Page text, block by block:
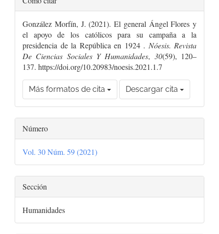
del
artículo
González Morfín, J. (2021). El general Ángel Flores y
el apoyo de los católicos para su campaña a la
presidencia de la República en 1924 . Nóesis. Revista
De Ciencias Sociales Y Humanidades, 30(59), 120–
137. https://doi.org/10.20983/noesis.2021.1.7
Más formatos de cita Descargar cita
Número
Vol. 30 Núm. 59 (2021)
Sección
Humanidades